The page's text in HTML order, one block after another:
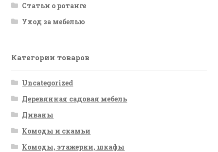
Статьи о ротанге
Уход за мебелью
Категории товаров
Uncategorized
Деревянная садовая мебель
Диваны
Комоды и скамьи
Комоды, этажерки, шкафы